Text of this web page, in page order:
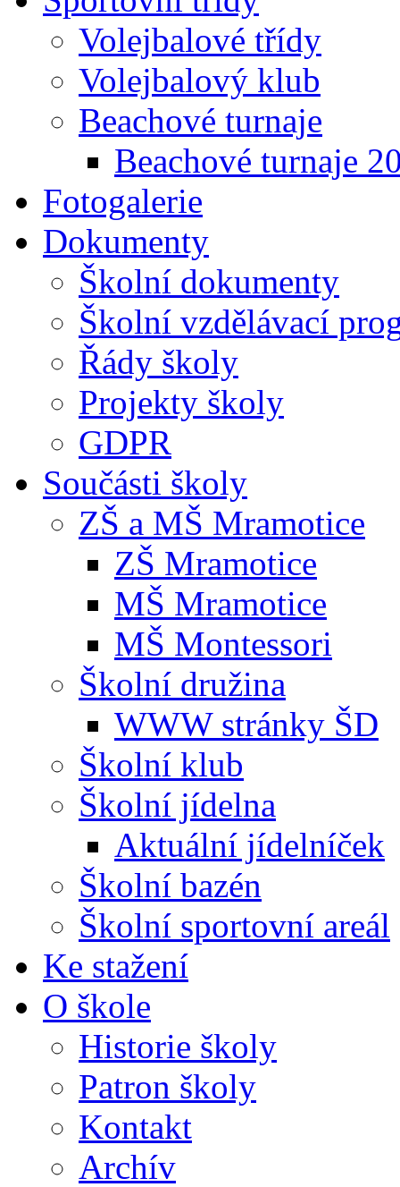
Volejbalové třídy
Volejbalový klub
Beachové turnaje
Beachové turnaje
Fotogalerie
Dokumenty
Školní dokumenty
Školní vzdělávací
Řády školy
Projekty školy
GDPR
Součásti školy
ZŠ a MŠ Mramotice
ZŠ Mramotice
MŠ Mramotice
MŠ Montessori
Školní družina
WWW stránky ŠD
Školní klub
Školní jídelna
Aktuální jídelníček
Školní bazén
Školní sportovní areál
Ke stažení
O škole
Historie školy
Patron školy
Kontakt
Archív